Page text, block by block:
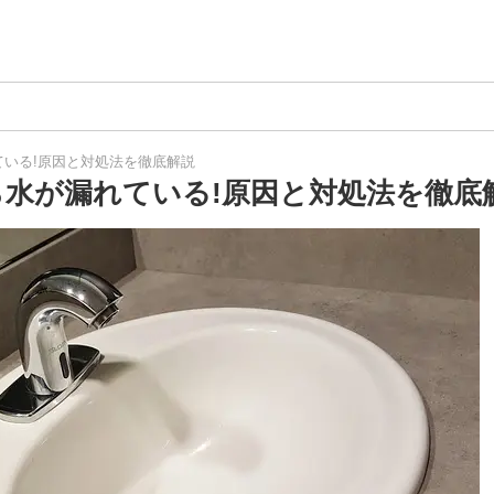
る!原因と対処法を徹底解説
が漏れている!原因と対処法を徹底